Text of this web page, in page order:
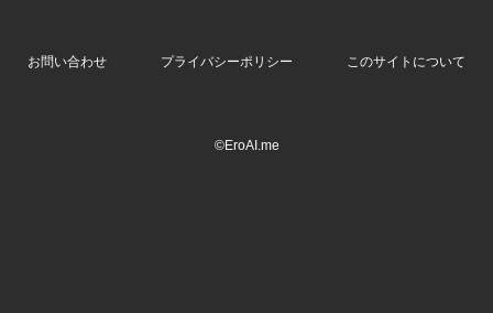
お問い合わせ プライバシーポリシー このサイトについて
©EroAI.me